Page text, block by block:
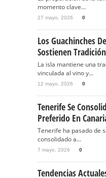
momento clave...
27 mayo, 2026 0
Los Guachinches
Sostienen
La isla mantiene una
vinculada al vino y...
12 mayo, 2026 0
Tenerife Se
Preferido En
Tenerife ha pasado de
consolidado a...
7 mayo, 2026 0
Tendencias